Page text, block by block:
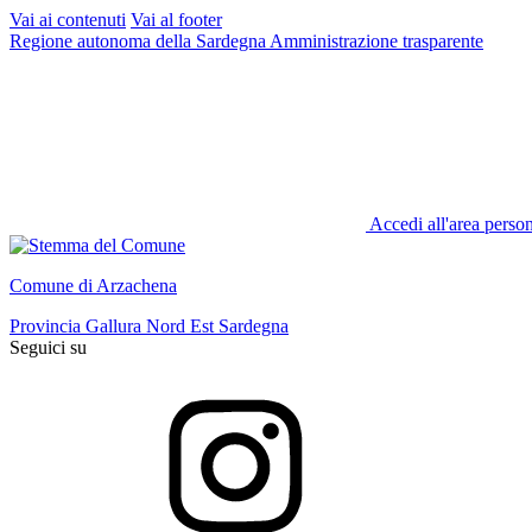
Vai ai contenuti Vai al footer
Regione autonoma della Sardegna Amministrazione trasparente
Accedi all'area
Comune di Arzachena
Provincia Gallura Nord Est Sardegna
Seguici su